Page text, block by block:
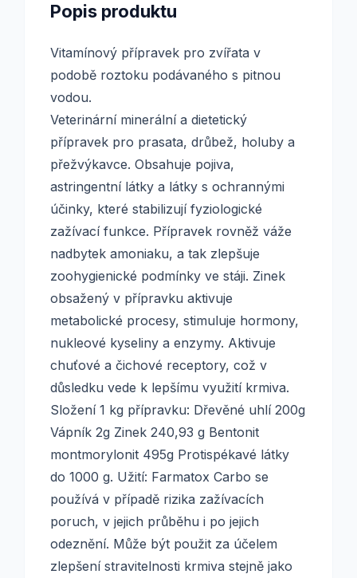
Popis produktu
Vitamínový přípravek pro zvířata v
podobě roztoku podávaného s pitnou
vodou.
Veterinární minerální a dietetický
přípravek pro prasata, drůbež, holuby a
přežvýkavce. Obsahuje pojiva,
astringentní látky a látky s ochrannými
účinky, které stabilizují fyziologické
zažívací funkce. Přípravek rovněž váže
nadbytek amoniaku, a tak zlepšuje
zoohygienické podmínky ve stáji. Zinek
obsažený v přípravku aktivuje
metabolické procesy, stimuluje hormony,
nukleové kyseliny a enzymy. Aktivuje
chuťové a čichové receptory, což v
důsledku vede k lepšímu využití krmiva.
Složení 1 kg přípravku: Dřevěné uhlí 200g
Vápník 2g Zinek 240,93 g Bentonit
montmorylonit 495g Protispékavé látky
do 1000 g. Užití: Farmatox Carbo se
používá v případě rizika zažívacích
poruch, v jejich průběhu i po jejich
odeznění. Může být použit za účelem
zlepšení stravitelnosti krmiva stejně jako